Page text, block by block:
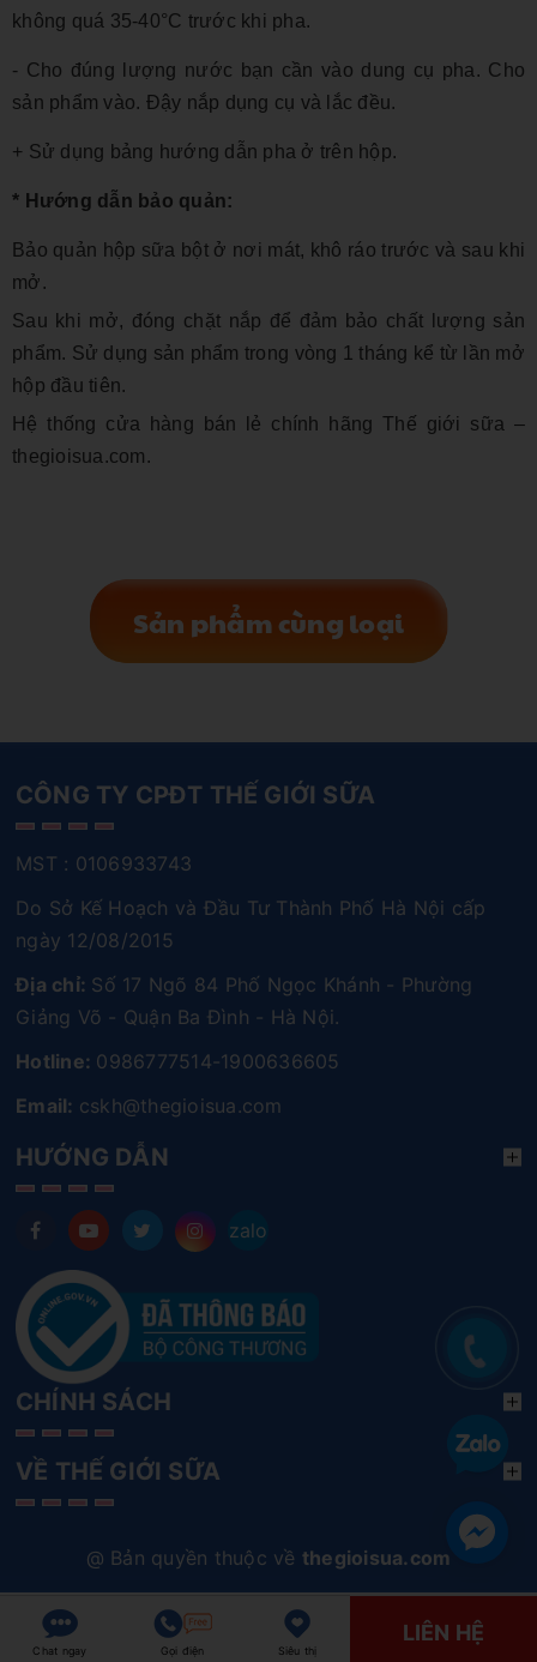
không quá 35-40°C trước khi pha.
- Cho đúng lượng nước bạn cần vào dung cụ pha. Cho
sản phẩm vào. Đậy nắp dụng cụ và lắc đều.
+ Sử dụng bảng hướng dẫn pha ở trên hộp.
* Hướng dẫn bảo quản:
Bảo quản hộp sữa bột ở nơi mát, khô ráo trước và sau khi
mở.
Sau khi mở, đóng chặt nắp để đảm bảo chất lượng sản
phẩm. Sử dụng sản phẩm trong vòng 1 tháng kể từ lần mở
hộp đầu tiên.
Hệ thống cửa hàng bán lẻ chính hãng Thế giới sữa –
thegioisua.com.
Sản phẩm cùng loại
Chat ngay Gọi điện Siêu thị
LIÊN HỆ
CÔNG TY CPĐT THẾ GIỚI SỮA
MST : 0106933743
Do Sở Kế Hoạch và Đầu Tư Thành Phố Hà Nội cấp
ngày 12/08/2015
Địa chỉ: Số 17 Ngõ 84 Phố Ngọc Khánh - Phường
Giảng Võ - Quận Ba Đình - Hà Nội.
Hotline: 0986777514-1900636605
Email: cskh@thegioisua.com
HƯỚNG DẪN
zalo
CHÍNH SÁCH
VỀ THẾ GIỚI SỮA
@ Bản quyền thuộc về thegioisua.com